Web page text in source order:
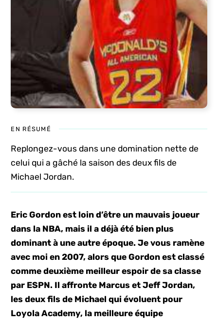
EN RÉSUMÉ
Replongez-vous dans une domination nette de
celui qui a gâché la saison des deux fils de
Michael Jordan.
Eric Gordon est loin d’être un mauvais joueur
dans la NBA, mais il a déjà été bien plus
dominant à une autre époque. Je vous ramène
avec moi en 2007, alors que Gordon est classé
comme deuxième meilleur espoir de sa classe
par ESPN. Il affronte Marcus et Jeff Jordan,
les deux fils de Michael qui évoluent pour
Loyola Academy, la meilleure équipe